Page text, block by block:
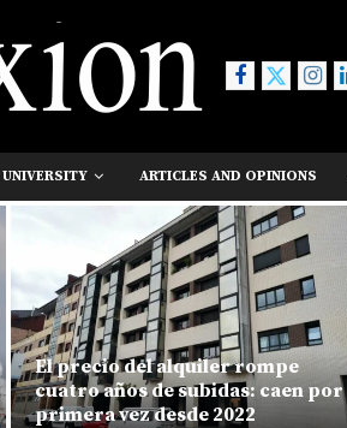
UNIVERSITY ARTICLES AND OPINIONS
El precio del alquiler rompe
cuatro años de subidas: caen por
primera vez desde 2022